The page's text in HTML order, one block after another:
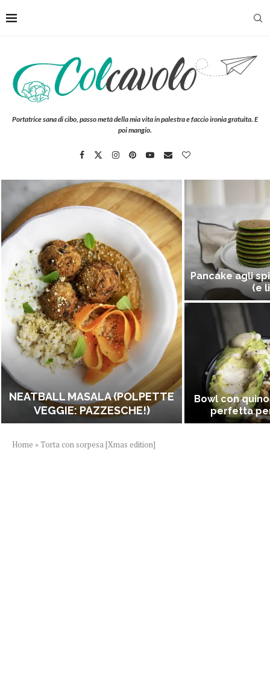
Portatrice sana di cibo, passo metà della mia vita in palestra e faccio ironia gratuita. E
poi mangio.
NEATBALL MASALA (POLPETTE
VEGGIE: PAZZESCHE!)
Pancake agli
(e
Bowl con
perfetta
Home »Torta con sorpesa [Xmas edition]